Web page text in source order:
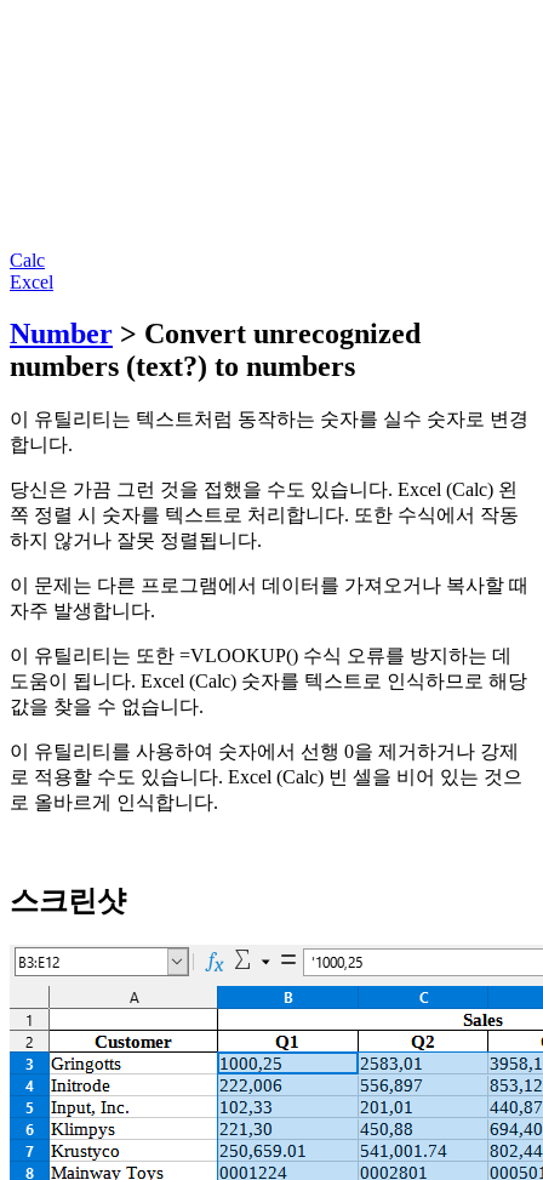
Calc
Excel
Number > Convert unrecognized
numbers (text?) to numbers
이 유틸리티는 텍스트처럼 동작하는 숫자를 실수 숫자로 변경
합니다.
당신은 가끔 그런 것을 접했을 수도 있습니다. Excel (Calc) 왼
쪽 정렬 시 숫자를 텍스트로 처리합니다. 또한 수식에서 작동
하지 않거나 잘못 정렬됩니다.
이 문제는 다른 프로그램에서 데이터를 가져오거나 복사할 때
자주 발생합니다.
이 유틸리티는 또한 =VLOOKUP() 수식 오류를 방지하는 데
도움이 됩니다. Excel (Calc) 숫자를 텍스트로 인식하므로 해당
값을 찾을 수 없습니다.
이 유틸리티를 사용하여 숫자에서 선행 0을 제거하거나 강제
로 적용할 수도 있습니다. Excel (Calc) 빈 셀을 비어 있는 것으
로 올바르게 인식합니다.
스크린샷